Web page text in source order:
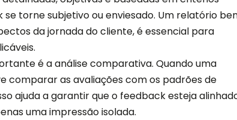
torne subjetivo ou enviesado. Um relatório
da jornada do cliente, é essencial para
é a análise comparativa. Quando uma
comparar as avaliações com os padrões de
ajuda a garantir que o feedback esteja
uma impressão isolada.